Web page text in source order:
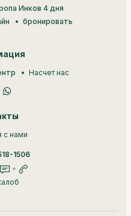
Инков 4 дня
бронировать
Насчет нас
с нами
1506
+